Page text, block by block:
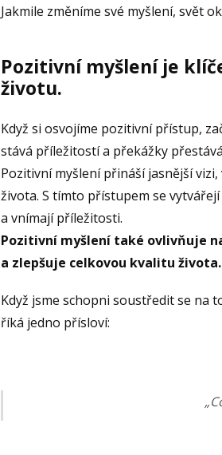
Jakmile změníme své myšlení, svět
Pozitivní myšlení je
životu.
Když si osvojíme pozitivní přístup,
stává příležitostí a překážky
Pozitivní myšlení přináší jasnější
života. S tímto přístupem se
a vnímají příležitosti.
Pozitivní myšlení také ovlivňuje
a zlepšuje celkovou kvalitu života.
Když jsme schopni soustředit se na
říká jedno přísloví: